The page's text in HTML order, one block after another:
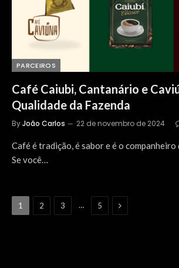
PARCEIROS
Café Caiubi, Cantanário e
Qualidade da Fazenda
ByJoão Carlos 22 de novembro de 2024
Café é tradição, é sabor e é o companheiro
Se você…
1 2 3 … 5 Next